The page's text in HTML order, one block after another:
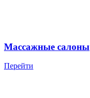
Массажные салоны
Перейти